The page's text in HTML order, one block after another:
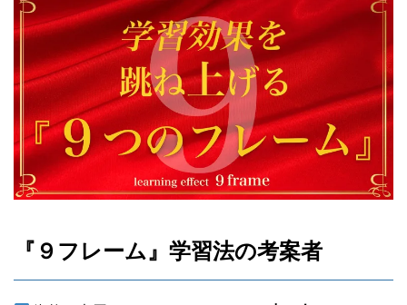
『９フレーム』学習法の考案者